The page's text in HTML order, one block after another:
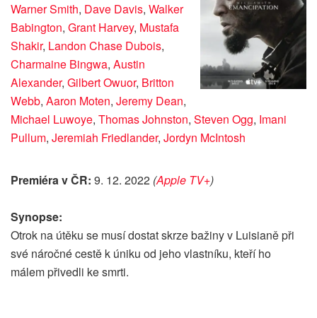
Warner Smith, Dave Davis, Walker
Babington, Grant Harvey, Mustafa
Shakir, Landon Chase Dubois,
Charmaine Bingwa, Austin
Alexander, Gilbert Owuor, Britton
Webb, Aaron Moten, Jeremy Dean,
Michael Luwoye, Thomas Johnston, Steven Ogg, Imani
Pullum, Jeremiah Friedlander, Jordyn McIntosh
Premiéra v ČR: 9. 12. 2022 (Apple TV+)
Synopse:
Otrok na útěku se musí dostat skrze bažiny v Luisianě při
své náročné cestě k úniku od jeho vlastníku, kteří ho
málem přivedli ke smrti.